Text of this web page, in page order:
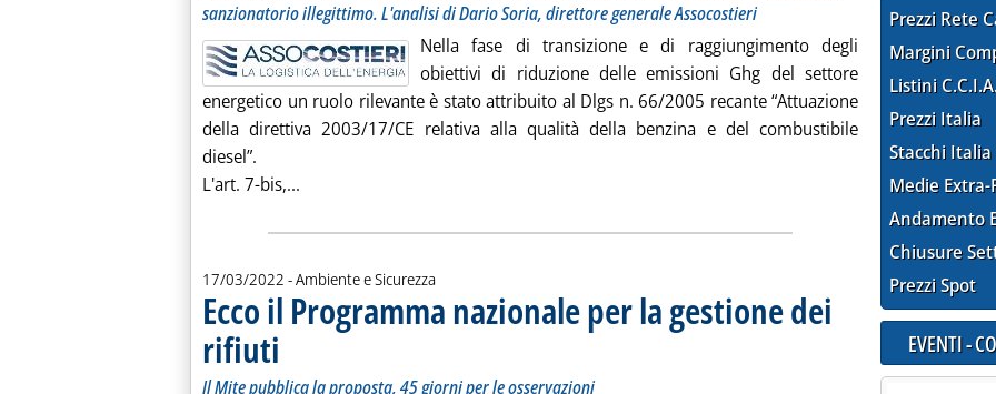
sanzionatorio illegittimo. L'analisi di Dario Soria, direttore generale Assocostieri
Nella fase di transizione e di raggiungimento degli
obiettivi di riduzione delle emissioni Ghg del settore
energetico un ruolo rilevante è stato attribuito al Dlgs n. 66/2005 recante “Attuazione
della direttiva 2003/17/CE relativa alla qualità della benzina e del combustibile
diesel”.
L'art. 7-bis,... Leggi tutta la notizia: 'Carburanti e sanzioni per obblighi di riduzione Ghg: un sistema
17/03/2022 - Ambiente e Sicurezza
Ecco il Programma nazionale per la gestione dei
rifiuti . Sottotitolo: Il Mite pubblica la proposta, 45 giorni per le osservazioni
. Pubblicata giovedì 17 marzo 2022 alle 17.32.
Il Mite pubblica la proposta, 45 giorni per le osservazioni
Prezzi Rete
Margini
Listini
Prezzi Italia
Stacchi Italia
Medie Extra-
Andamento
Chiusure
Prezzi Spot
EVENTI -